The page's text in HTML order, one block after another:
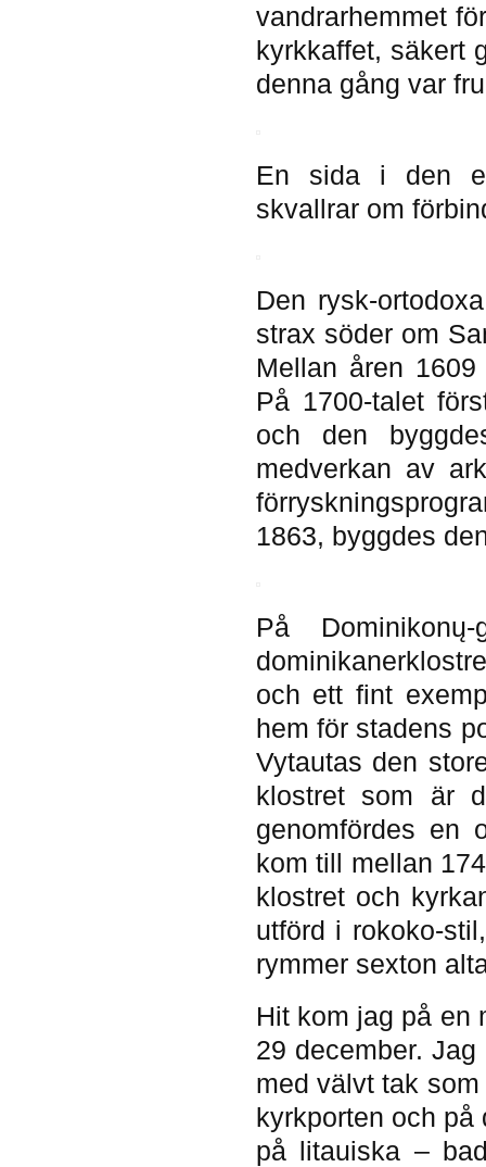
vandrarhemmet
kyrkkaffet, säkert
denna gång var
En sida i den
skvallrar om
Den rysk-
strax söder om
Mellan åren
På 1700-talet
och den
medverkan av
1863, byggdes
På
och ett fint
hem för stadens
Vytautas den
klostret som är
genomfördes en
kom till mellan
klostret och
utförd i rokoko-
rymmer sexton
Hit kom jag på en
29 december.
med välvt tak
kyrkporten och på
på litauiska –